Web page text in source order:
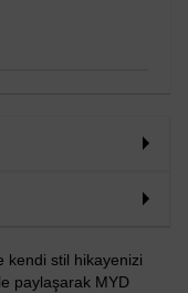
kendi stil hikayenizi
paylaşarak MYD